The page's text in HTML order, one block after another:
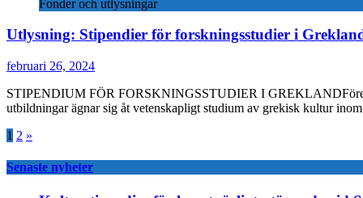
Fonder och utlysningar
Utlysning: Stipendier för forskningsstudier i
februari 26, 2024
STIPENDIUM FÖR FORSKNINGSSTUDIER I
utbildningar ägnar sig åt vetenskapligt studium av grekisk kultur
Sidnumrering
för
inlägg
1 2 »
Senaste nyheter